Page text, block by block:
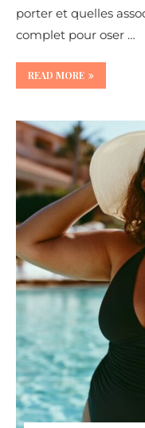
porter et quelles
complet pour oser …
READ MORE